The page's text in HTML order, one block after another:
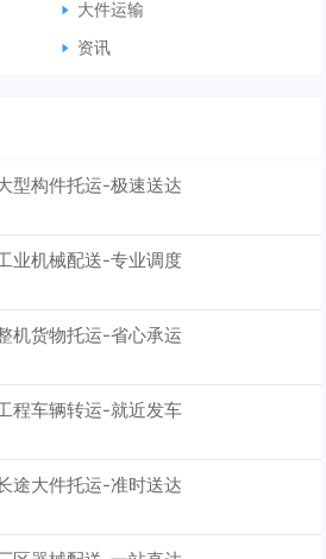
大件运输
资讯
型构件托运-极速送达
业机械配送-专业调度
机货物托运-省心承运
程车辆转运-就近发车
途大件托运-准时送达